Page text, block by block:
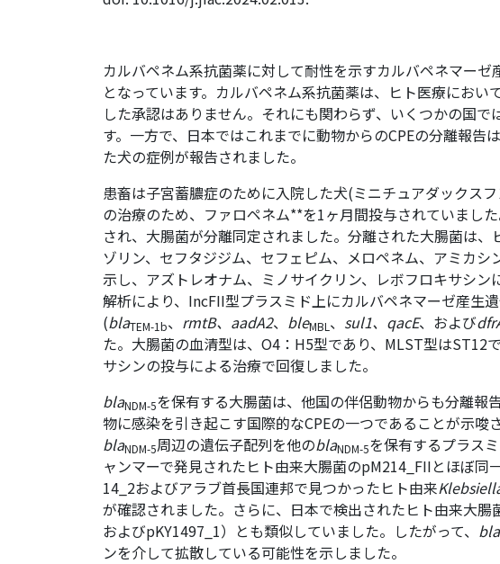
カルバペネム系抗菌薬に対して耐性を示すカルバペネマー
となっています。カルバペネム系抗菌薬は、ヒト医療にお
した承認はありません。それにも関わらず、いくつかの国
す。一方で、日本ではこれまでに動物からのCPEの分離報告
た犬の症例が報告されました。
患畜は子宮蓄膿症のために入院した犬(ミニチュアダックス
の治療のため、ファロペネム**を1ヶ月間投与されていまし
され、大腸菌が分離同定されました。分離された大腸菌は
ゾリン、セフタジジム、セフェピム、メロペネム、アミカ
示し、アズトレオナム、ミノサイクリン、レボフロキサシ
解析により、IncFII型プラスミド上にカルバペネマーゼ産生
(blaTEM-1b、 rmtB、aadA2、 bleMBL 、 sul1、qacE、および
た。大腸菌の血清型は、O4：H5型であり、MLST型は
サシンの投与による治療で回復しました。
blaNDM-5を保有する大腸菌は、他国の伴侶動物からも分離
物に感染を引き起こす国際的なCPEの一つであることが示
blaNDM-5周辺の遺伝子配列を他のblaNDM-5を保有するプラス
ャンマーで発見されたヒト由来大腸菌のpM214_FIIとほぼ
14_2およびアラブ首長国連邦で見つかったヒト由来
が確認されました。さらに、日本で検出されたヒト由来大
およびpKY1497_1）とも類似していました。したがって、 bla
ンを介して拡散している可能性を示しました。